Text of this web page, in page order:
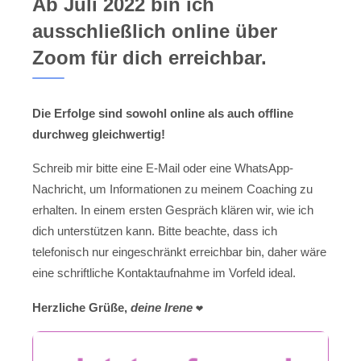
ausschließlich online über
Zoom für dich erreichbar.
Die Erfolge sind sowohl online als auch offline
durchweg gleichwertig!
Schreib mir bitte eine E-Mail oder eine WhatsApp-
Nachricht, um Informationen zu meinem Coaching zu
erhalten. In einem ersten Gespräch klären wir, wie ich
dich unterstützen kann. Bitte beachte, dass ich
telefonisch nur eingeschränkt erreichbar bin, daher wäre
eine schriftliche Kontaktaufnahme im Vorfeld ideal.
Herzliche Grüße, deine Irene ❤️